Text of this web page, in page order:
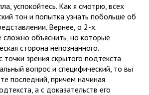
успокойтесь. Как я смотрю, всех
тон и попытка узнать побольше об
Вернее, о 2-х.
сложно объяснить, но которые
сторона непознанного.
зрения скрытого подтекста
вопрос и специфический, то вы
последний, причем начиная
а с доказательств его